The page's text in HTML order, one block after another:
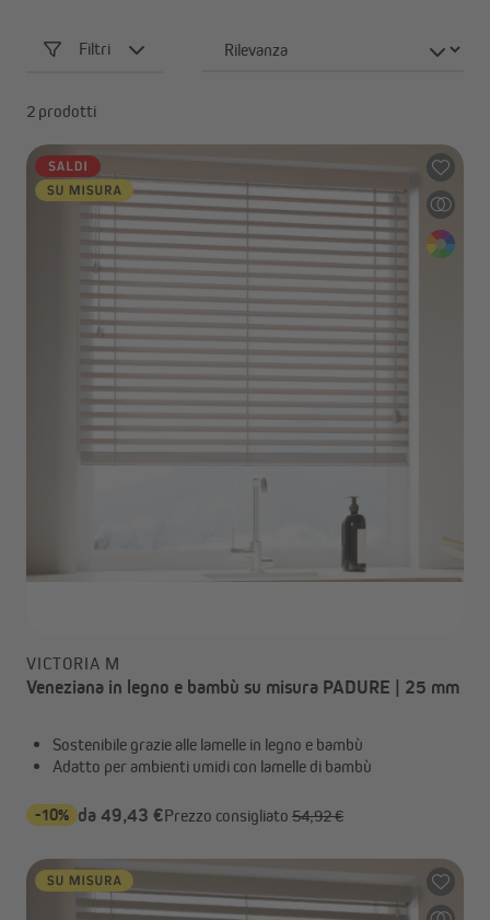
Filtri
2 prodotti
VICTORIA M
Veneziana in legno e bambù su misura PADURE | 25 mm
Sostenibile grazie alle lamelle in legno e bambù
Adatto per ambienti umidi con lamelle di bambù
-10% da 49,43 €Prezzo consigliato 54,92 €